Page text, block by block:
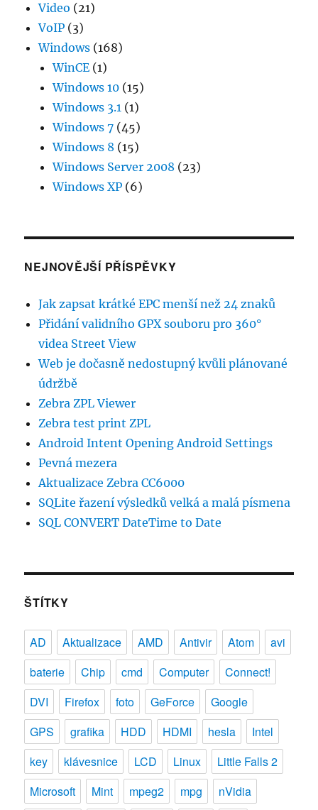
Video (21)
VoIP (3)
Windows (168)
WinCE (1)
Windows 10 (15)
Windows 3.1 (1)
Windows 7 (45)
Windows 8 (15)
Windows Server 2008 (23)
Windows XP (6)
NEJNOVĚJŠÍ PŘÍSPĚVKY
Jak zapsat krátké EPC menší než 24 znaků
Přidání validního GPX souboru pro 360°
videa Street View
Web je dočasně nedostupný kvůli plánované
údržbě
Zebra ZPL Viewer
Zebra test print ZPL
Android Intent Opening Android Settings
Pevná mezera
Aktualizace Zebra CC6000
SQLite řazení výsledků velká a malá písmena
SQL CONVERT DateTime to Date
ŠTÍTKY
AD Aktualizace AMD Antivir Atom
avi
baterie
Chip cmd Computer
Connect!
DVI
Firefox foto GeForce
Google
GPS
grafika HDD HDMI hesla
Intel
key
klávesnice LCD Linux
Little Falls 2
Microsoft
Mint mpeg2 mpg nVidia